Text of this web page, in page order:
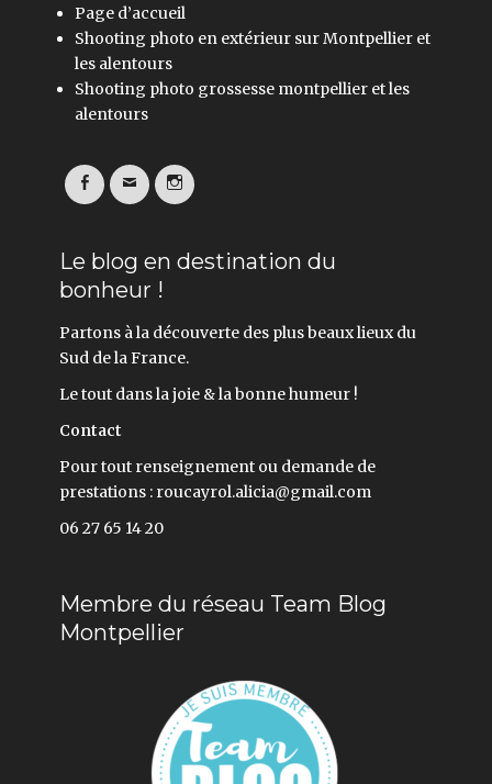
Page d’accueil
Shooting photo en extérieur sur Montpellier et
les alentours
Shooting photo grossesse montpellier et les
alentours
FacebookEmail Instagram
Le blog en destination du
bonheur !
Partons à la découverte des plus beaux lieux du
Sud de la France.
Le tout dans la joie & la bonne humeur !
Contact
Pour tout renseignement ou demande de
prestations : roucayrol.alicia@gmail.com
06 27 65 14 20
Membre du réseau Team Blog
Montpellier